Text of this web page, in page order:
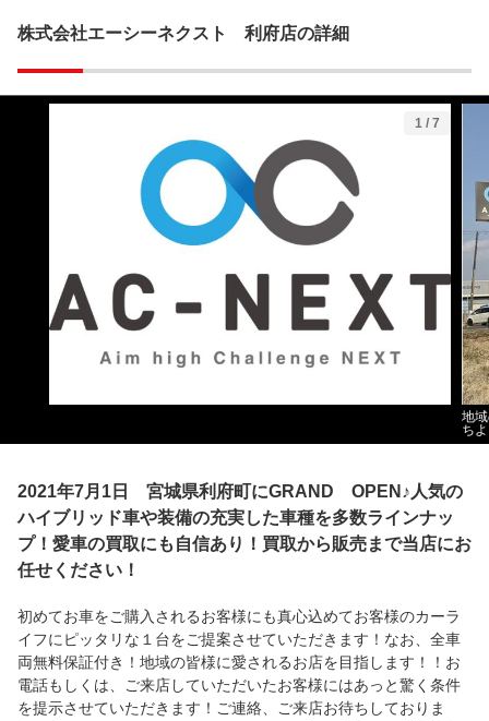
株式会社エーシーネクスト 利府店の詳細
1 / 7
地
ち
2021年7月1日 宮城県利府町にGRAND OPEN♪人気の
ハイブリッド車や装備の充実した車種を多数ラインナッ
プ！愛車の買取にも自信あり！買取から販売まで当店にお
任せください！
初めてお車をご購入されるお客様にも真心込めてお客様のカーラ
イフにピッタリな１台をご提案させていただきます！なお、全車
両無料保証付き！地域の皆様に愛されるお店を目指します！！お
電話もしくは、ご来店していただいたお客様にはあっと驚く条件
を提示させていただきます！ご連絡、ご来店お待ちしておりま